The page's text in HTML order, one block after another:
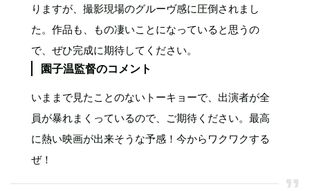
りますが、撮影現場のグルーヴ感に圧倒されまし
た。作品も、もの凄いことになっていると思うの
で、ぜひ完成に期待してください。
園子温監督のコメント
いままで見たことのないトーキョーで、出演者が全
員が暴れまくっているので、ご期待ください。最高
に熱い映画が出来そうな予感！今からワクワクする
ぜ！